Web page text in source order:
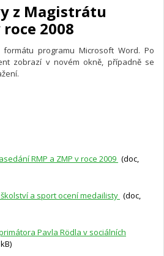
z Magistrátu
2008
programu Microsoft Word. Po
zobrazí v novém okně, případně se
RMP a ZMP v roce 2009 (doc,
školství a sport ocení medailisty (doc,
Pavla Rödla v sociálních